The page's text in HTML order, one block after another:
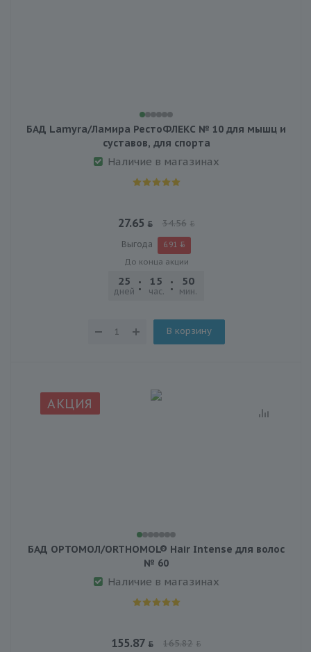
БАД Lamyra/Ламира РестоФЛЕКС № 10 для мышц и
суставов, для спорта
Наличие в магазинах
27.65 34.56
Выгода 6.91
До конца акции
25
дней
15
час.
50
мин.
В корзину
АКЦИЯ
БАД ОРТОМОЛ/ORTHOMOL® Hair Intense для волос
№ 60
Наличие в магазинах
155.87 165.82